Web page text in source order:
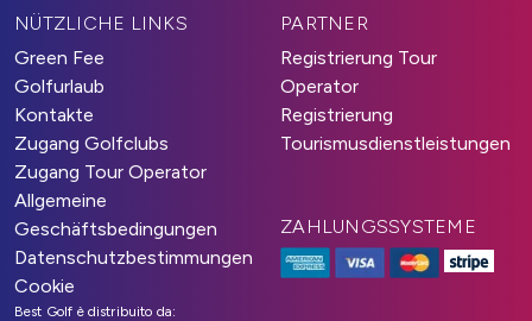
NÜTZLICHE LINKS
Green Fee
Golfurlaub
Kontakte
Zugang Golfclubs
Zugang Tour Operator
Allgemeine
Geschäftsbedingungen
Datenschutzbestimmungen
Cookie
PARTNER
Registrierung Tour
Operator
Registrierung
Tourismusdienstleistungen
ZAHLUNGSSYSTEME
Best Golf è distribuito da: